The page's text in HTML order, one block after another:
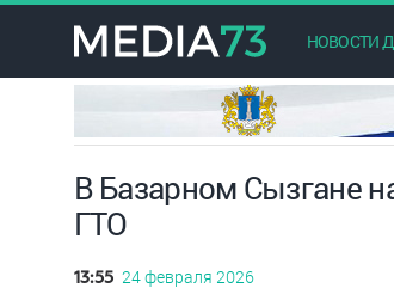
НОВОСТИ
В Базарном Сызгане
ГТО
13:55 24 февраля 2026